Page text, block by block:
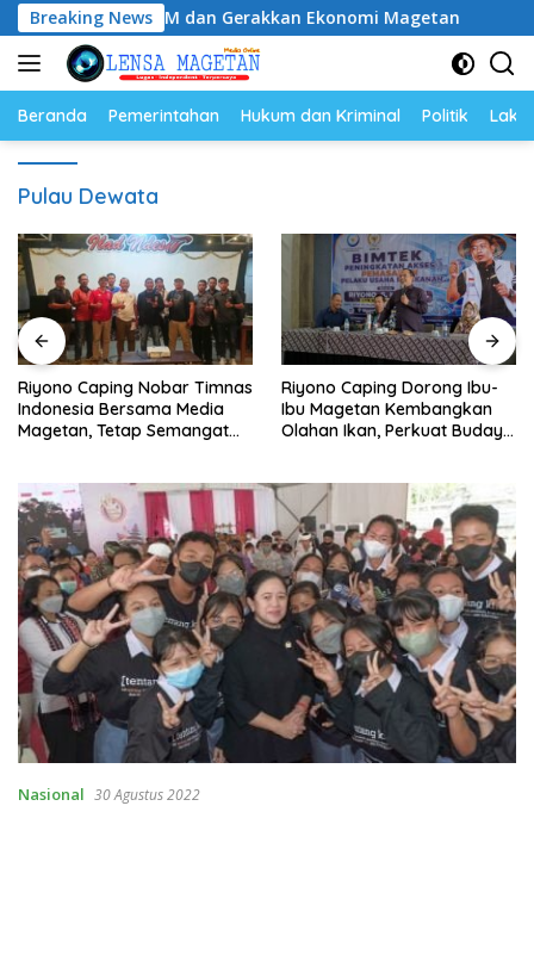
Langsung
ke
konten
Breaking News
SDM dan Gerakkan Ekonomi Magetan Riyono
Beranda Pemerintahan Hukum dan Kriminal Politik
Pulau Dewata
Riyono Caping Nobar Timnas
Indonesia Bersama Media
Magetan, Tetap Semangat
Riyono Caping Dorong Ibu-
Ibu Magetan Kembangkan
Olahan Ikan, Perkuat Budaya
Nasional 30 Agustus 2022